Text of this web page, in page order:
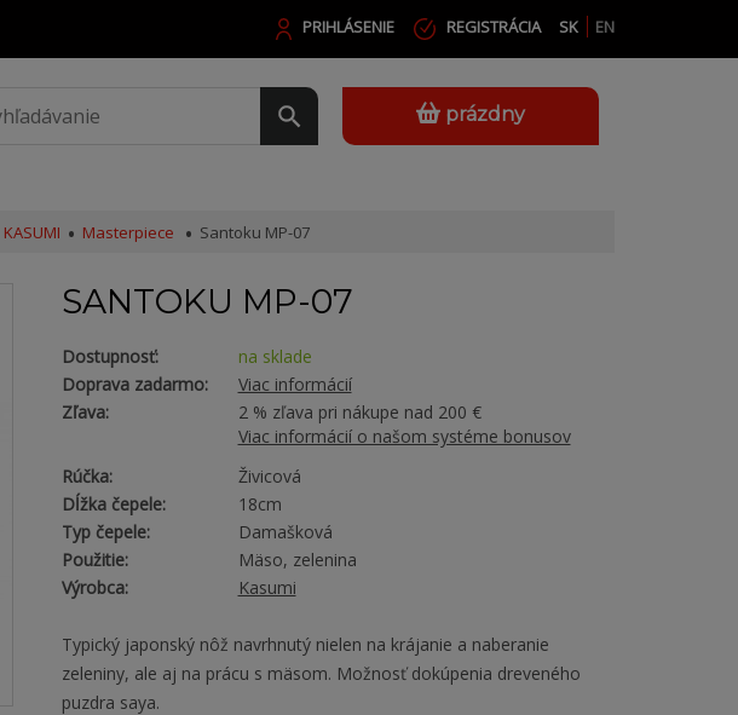
SK EN
PRIHLÁSENIE REGISTRÁCIA
prázdny
KASUMI Masterpiece Santoku MP-07
SANTOKU MP-07
Dostupnosť:
na sklade
Doprava zadarmo:
Viac informácií
Zľava:
2 % zľava pri nákupe nad 200 €
Viac informácií o našom systéme bonusov
Rúčka:
Živicová
Dĺžka čepele:
18cm
Typ čepele:
Damašková
Použitie:
Mäso, zelenina
Výrobca:
Kasumi
Typický japonský nôž navrhnutý nielen na krájanie a naberanie
zeleniny, ale aj na prácu s mäsom. Možnosť dokúpenia dreveného
puzdra saya.